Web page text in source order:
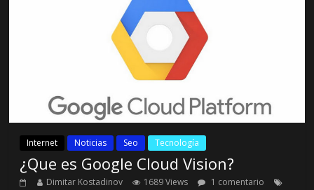
Internet Noticias Seo Tecnología
¿Que es Google Cloud Vision?
Dimitar Kostadinov 1689 Views
1 comentario